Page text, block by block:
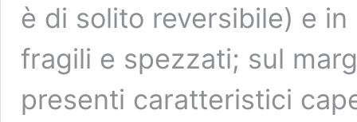
è di solito reversibile) e
fragili e spezzati; sul
presenti caratteristici